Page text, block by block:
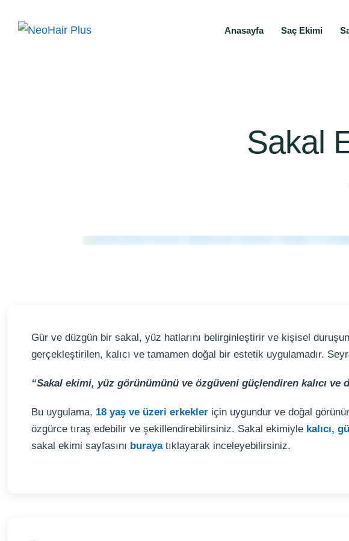
Anasayfa Saç Ekimi
Sakal
Gür ve düzgün bir sakal, yüz hatlarını belirginleştirir ve kişisel
gerçekleştirilen, kalıcı ve tamamen doğal bir estetik uygulamadır.
“Sakal ekimi, yüz görünümünü ve özgüveni güçlendiren kalıcı
Bu uygulama, 18 yaş ve üzeri erkekler için uygundur ve doğal
özgürce tıraş edebilir ve şekillendirebilirsiniz. Sakal ekimiyle kalıcı,
sakal ekimi sayfasını burayatıklayarak inceleyebilirsiniz.